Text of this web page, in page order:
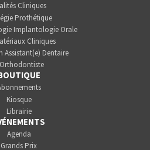
Cliniques
Prothétique
Implantologie Orale
Cliniques
Assistant(e) Dentaire
Kiosque
Librairie
Agenda
Grands Prix